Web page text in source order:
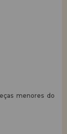
menores do